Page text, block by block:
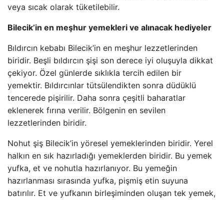
veya sıcak olarak tüketilebilir.
Bilecik’in en meşhur yemekleri ve alınacak hediyeler
Bıldırcın kebabı Bilecik’in en meşhur lezzetlerinden
biridir. Beşli bıldırcın şişi son derece iyi oluşuyla dikkat
çekiyor. Özel günlerde sıklıkla tercih edilen bir
yemektir. Bıldırcınlar tütsülendikten sonra düdüklü
tencerede pişirilir. Daha sonra çeşitli baharatlar
eklenerek fırına verilir. Bölgenin en sevilen
lezzetlerinden biridir.
Nohut şiş Bilecik’in yöresel yemeklerinden biridir. Yerel
halkın en sık hazırladığı yemeklerden biridir. Bu yemek
yufka, et ve nohutla hazırlanıyor. Bu yemeğin
hazırlanması sırasında yufka, pişmiş etin suyuna
batırılır. Et ve yufkanın birleşiminden oluşan tek yemek,